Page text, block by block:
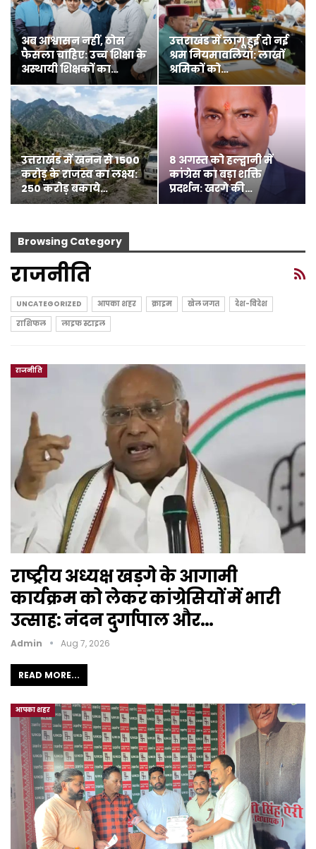
अब आश्वासन नहीं, ठोस
फैसला चाहिए: उच्च शिक्षा के
अस्थायी शिक्षकों का…
उत्तराखंड में लागू हुईं दो नई
श्रम नियमावलियां: लाखों
श्रमिकों को…
उत्तराखंड में खनन से 1500
करोड़ के राजस्व का लक्ष्य:
250 करोड़ बकाये…
8 अगस्त को हल्द्वानी में
कांग्रेस का बड़ा शक्ति
प्रदर्शन: खरगे की…
Browsing Category
राजनीति
UNCATEGORIZED आपका शहर क्राइम खेल जगत
देश-विदेश
राशिफल
लाइफ स्टाइल
राजनीति
राष्ट्रीय अध्यक्ष खड़गे के आगामी
कार्यक्रम को लेकर कांग्रेसियों में भारी
उत्साह: नंदन दुर्गापाल और…
Admin Aug 7, 2026
READ MORE...
आपका शहर